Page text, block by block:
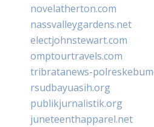
novelatherton.com
nassvalleygardens.net
electjohnstewart.com
omptourtravels.com
tribratanews-
rsudbayuasih.org
publikjurnalistik.org
juneteenthapparel.net